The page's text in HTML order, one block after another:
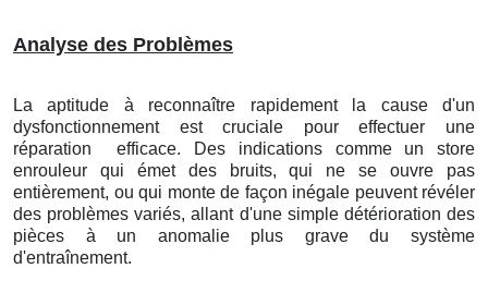
Analyse des Problèmes
La aptitude à reconnaître rapidement la cause d'un
dysfonctionnement est cruciale pour effectuer une
réparation
efficace. Des indications comme un store
enrouleur qui émet des bruits, qui ne se ouvre pas
entièrement, ou qui monte de façon inégale peuvent révéler
des problèmes variés, allant d'une simple détérioration des
pièces à un anomalie plus grave du système
d'entraînement.